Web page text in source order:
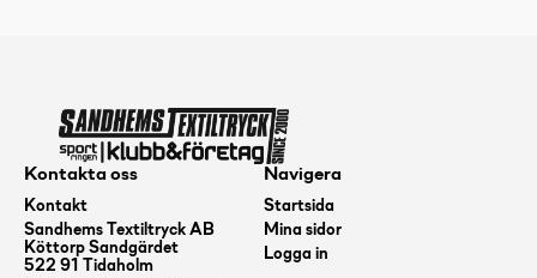
Kontakta oss
Kontakt
Sandhems Textiltryck AB
Köttorp Sandgärdet
522 91 Tidaholm
Navigera
Startsida
Mina sidor
Logga in